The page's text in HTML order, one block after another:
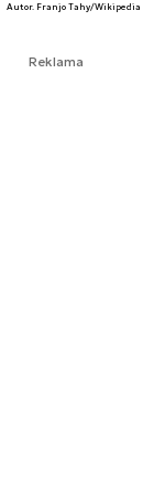
Autor. Franjo Tahy/Wikipedia
Reklama